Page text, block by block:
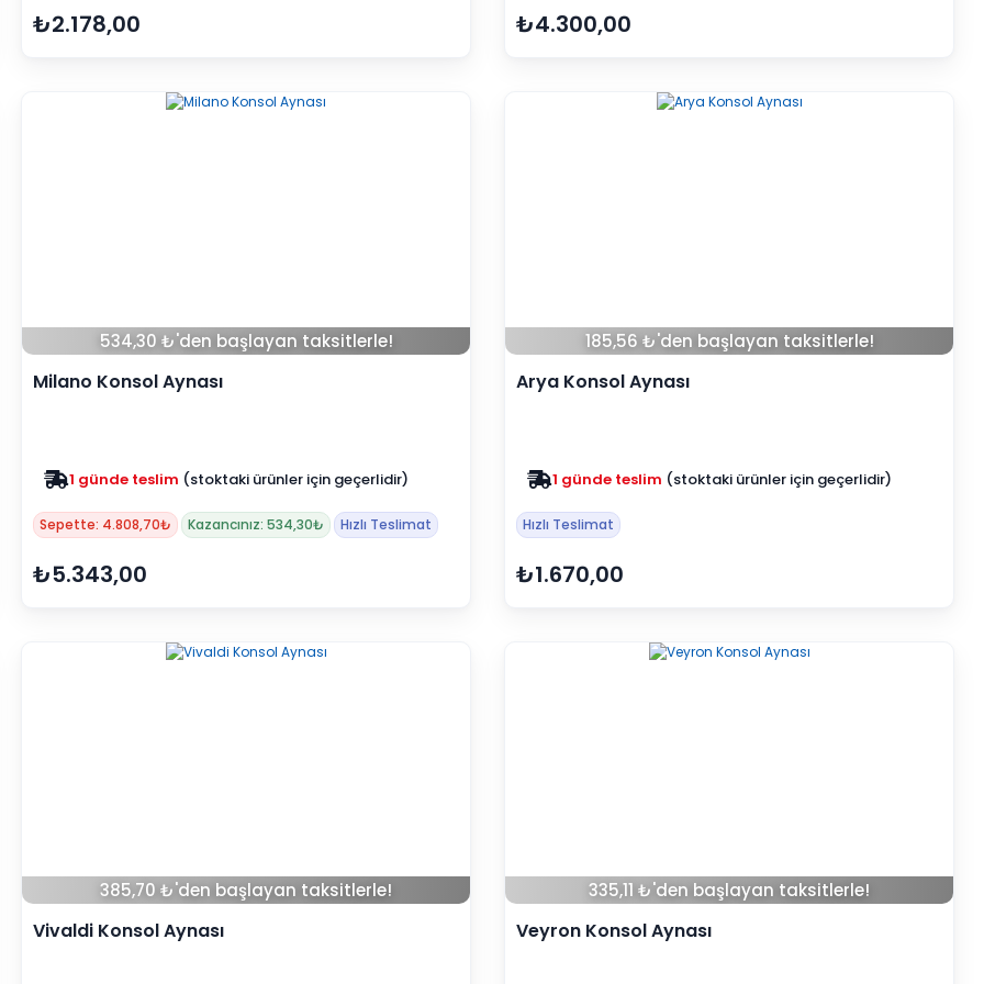
₺2.178,00 ₺4.300,00
534,30 ₺'den başlayan taksitlerle!
Milano Konsol Aynası
Zam yok 2025 fiyatları devam ediyor
Sepette: 4.808,70₺ Kazancınız: 534,30₺ Hızlı Teslimat
₺5.343,00
185,56 ₺'den başlayan taksitlerle!
Arya Konsol Aynası
Zam yok 2025 fiyatları devam ediyor
Hızlı Teslimat
₺1.670,00
385,70 ₺'den başlayan taksitlerle!
Vivaldi Konsol Aynası
335,11 ₺'den başlayan taksitlerle!
Veyron Konsol Aynası